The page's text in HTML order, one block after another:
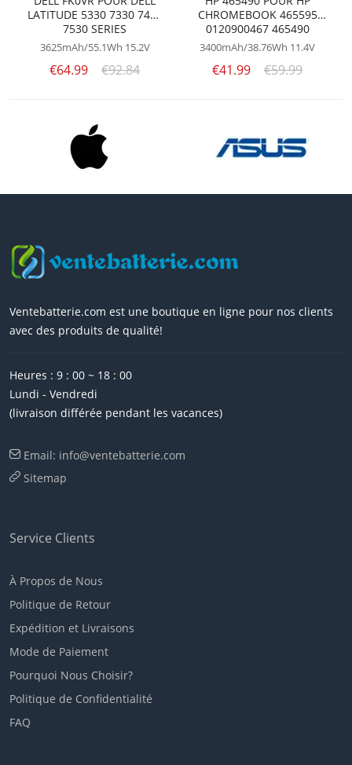
LATITUDE 5330 7330 7430
7530 SERIES
3625mAh/55.1Wh 15.2V
€64.99 €92.84
CHROMEBOOK 465595
0120900467 465490
0120900626
3400mAh/38.76Wh 11.4V
€41.99 €59.99
Ventebatterie.com est une boutique en ligne pour nos clients
avec des produits de qualité!
Heures : 9 : 00 ~ 18 : 00
Lundi - Vendredi
(livraison différée pendant les vacances)
Email: info@ventebatterie.com
Sitemap
Service Clients
À Propos de Nous
Politique de Retour
Expédition et Livraisons
Mode de Paiement
Pourquoi Nous Choisir?
Politique de Confidentialité
FAQ